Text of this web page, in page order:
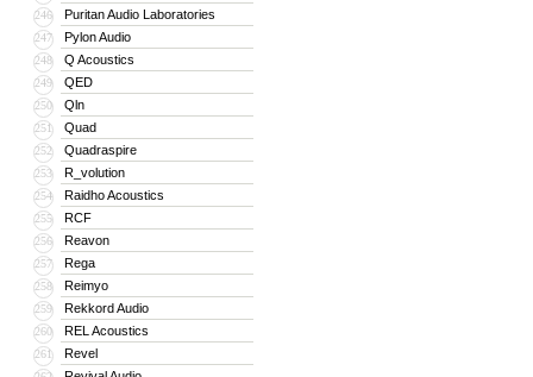
246 Puritan Audio Laboratories
247 Pylon Audio
248 Q Acoustics
249 QED
250 Qln
251 Quad
252 Quadraspire
253 R_volution
254 Raidho Acoustics
255 RCF
256 Reavon
257 Rega
258 Reimyo
259 Rekkord Audio
260 REL Acoustics
261 Revel